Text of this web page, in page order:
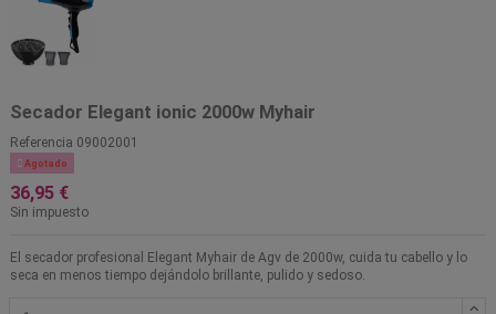
Secador Elegant ionic 2000w Myhair
Referencia 09002001
 Agotado
36,95 €
Sin impuesto
El secador profesional Elegant Myhair de Agv de 2000w, cuida tu cabello y lo
seca en menos tiempo dejándolo brillante, pulido y sedoso.